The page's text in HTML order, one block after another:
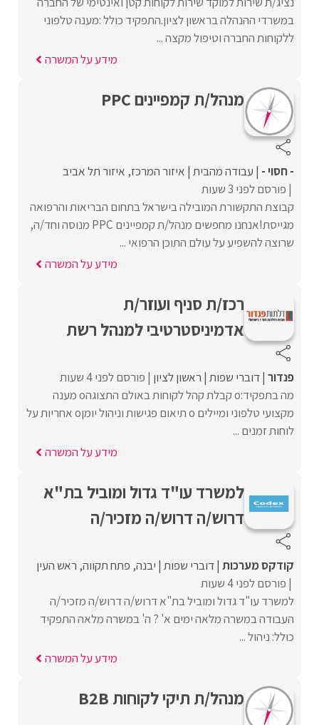
במשרדי ההנהלה בראשון לציון.התפקיד כולל :מענה טלפוני
ללקוחות החברה וטיפול מקצה ...
מידע על המשרה
מנהל/ת קמפיינים PPC
- חסוי - עבודה מהבית איזור המרכז איזור תל אביב
פורסם לפני 3 שעות
קבוצת התקשורת המובילה בישראל בתחום הבריאות והרפואה
מגייסת!אנחנו מחפשים מנהל/ת קמפיינים PPC מנוסה וחד/ה,
שרוצה להשפיע על עולם התוכן הרפואי ...
מידע על המשרה
רכז/ת סניף ועוזר/ת
אדמיניסטרטיבי למנהל רש‎ת
פנדור דוברי שפות ראשון לציון פורסם לפני 4 שעות
מה בתפקיד:o קבלת קהל לקוחות באולם התצוגהo מענה
מקצועי טלפוני ומיילים o תיאום פגישות וניהול יומןo אחריות על
לוחות זמנים ...
מידע על המשרה
למשרד עו"ד גדול ומוביל בת"א
דרוש/ה דרוש/ה מזכיר/ה
קודקס מערכות דוברי שפות יבנה פתח תקווה ראש העין
פורסם לפני 4 שעות
למשרד עו"ד גדול ומוביל בת"א דרוש/ה דרוש/ה מזכיר/ה
העבודה במשרה מלאה ימים א' ? ה' במשרה מלאה התפקיד
כולל: ניהול ...
מידע על המשרה
מנהל/ת תיקי לקוחות B2B